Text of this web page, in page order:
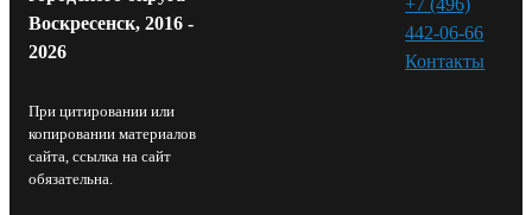
Воскресенск, 2016 -
2026
При цитировании или
копировании материалов
сайта, ссылка на сайт
обязательна.
442-06-66
Контакты⁠